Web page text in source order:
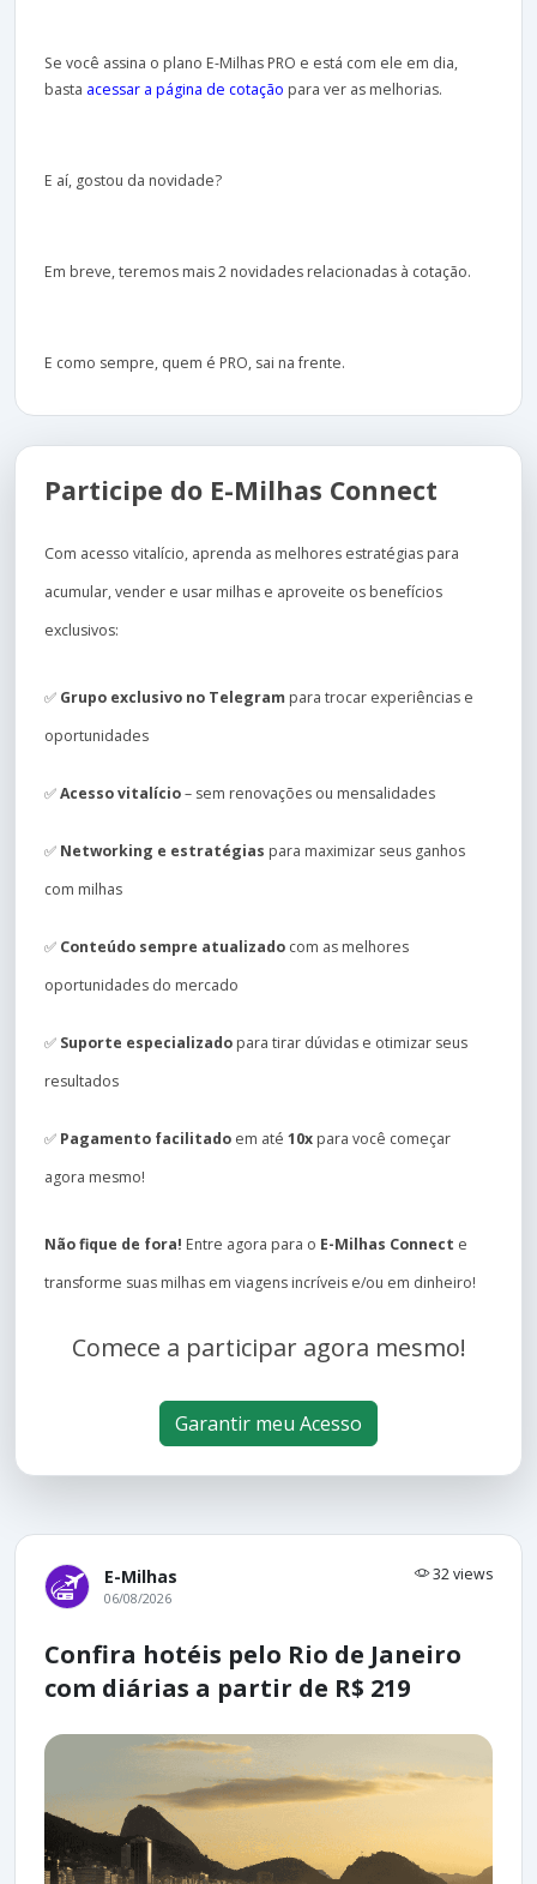
Se você assina o plano E-Milhas PRO e está com ele em dia,
basta acessar a página de cotação para ver as melhorias.
E aí, gostou da novidade?
Em breve, teremos mais 2 novidades relacionadas à cotação.
E como sempre, quem é PRO, sai na frente.
Participe do E-Milhas Connect
Com acesso vitalício, aprenda as melhores estratégias para
acumular, vender e usar milhas e aproveite os benefícios
exclusivos:
✅ Grupo exclusivo no Telegram para trocar experiências e
oportunidades
✅Acesso vitalício– sem renovações ou mensalidades
✅ Networking e estratégias para maximizar seus ganhos
com milhas
✅ Conteúdo sempre atualizado com as melhores
oportunidades do mercado
✅ Suporte especializado para tirar dúvidas e otimizar seus
resultados
✅ Pagamento facilitado em até 10x para você começar
agora mesmo!
Não fique de fora! Entre agora para o E-Milhas Connect e
transforme suas milhas em viagens incríveis e/ou em dinheiro!
Comece a participar agora mesmo!
Garantir meu Acesso
E-Milhas 32 views
06/08/2026
Confira hotéis pelo Rio de Janeiro
com diárias a partir de R$ 219